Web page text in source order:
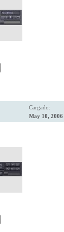
Cargado:
May 10, 2006